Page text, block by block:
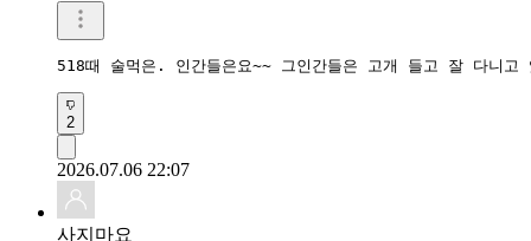
518때 술먹은. 인간들은요~~ 그인간들은 고개 들고 잘 다니
2
2026.07.06 22:07
사지마요